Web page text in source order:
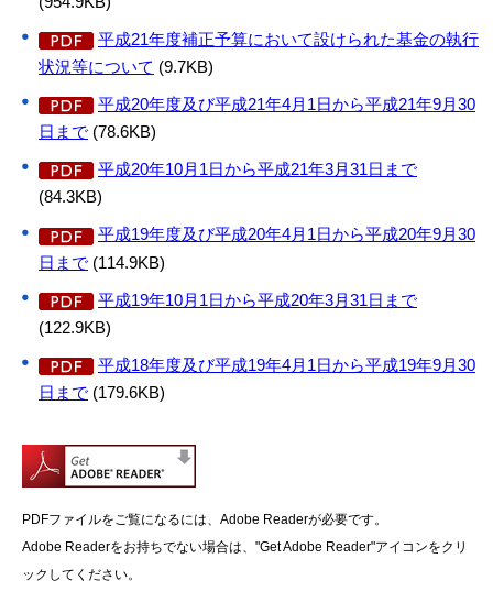
平成21年度補正予算において設けられた基金の執行
状況等について (9.7KB)
平成20年度及び平成21年4月1日から平成21年9月30
日まで (78.6KB)
平成20年10月1日から平成21年3月31日まで
(84.3KB)
平成19年度及び平成20年4月1日から平成20年9月30
日まで (114.9KB)
平成19年10月1日から平成20年3月31日まで
(122.9KB)
平成18年度及び平成19年4月1日から平成19年9月30
日まで (179.6KB)
PDFファイルをご覧になるには、Adobe Readerが必要です。
Adobe Readerをお持ちでない場合は、"Get Adobe Reader"アイコンをクリ
ックしてください。